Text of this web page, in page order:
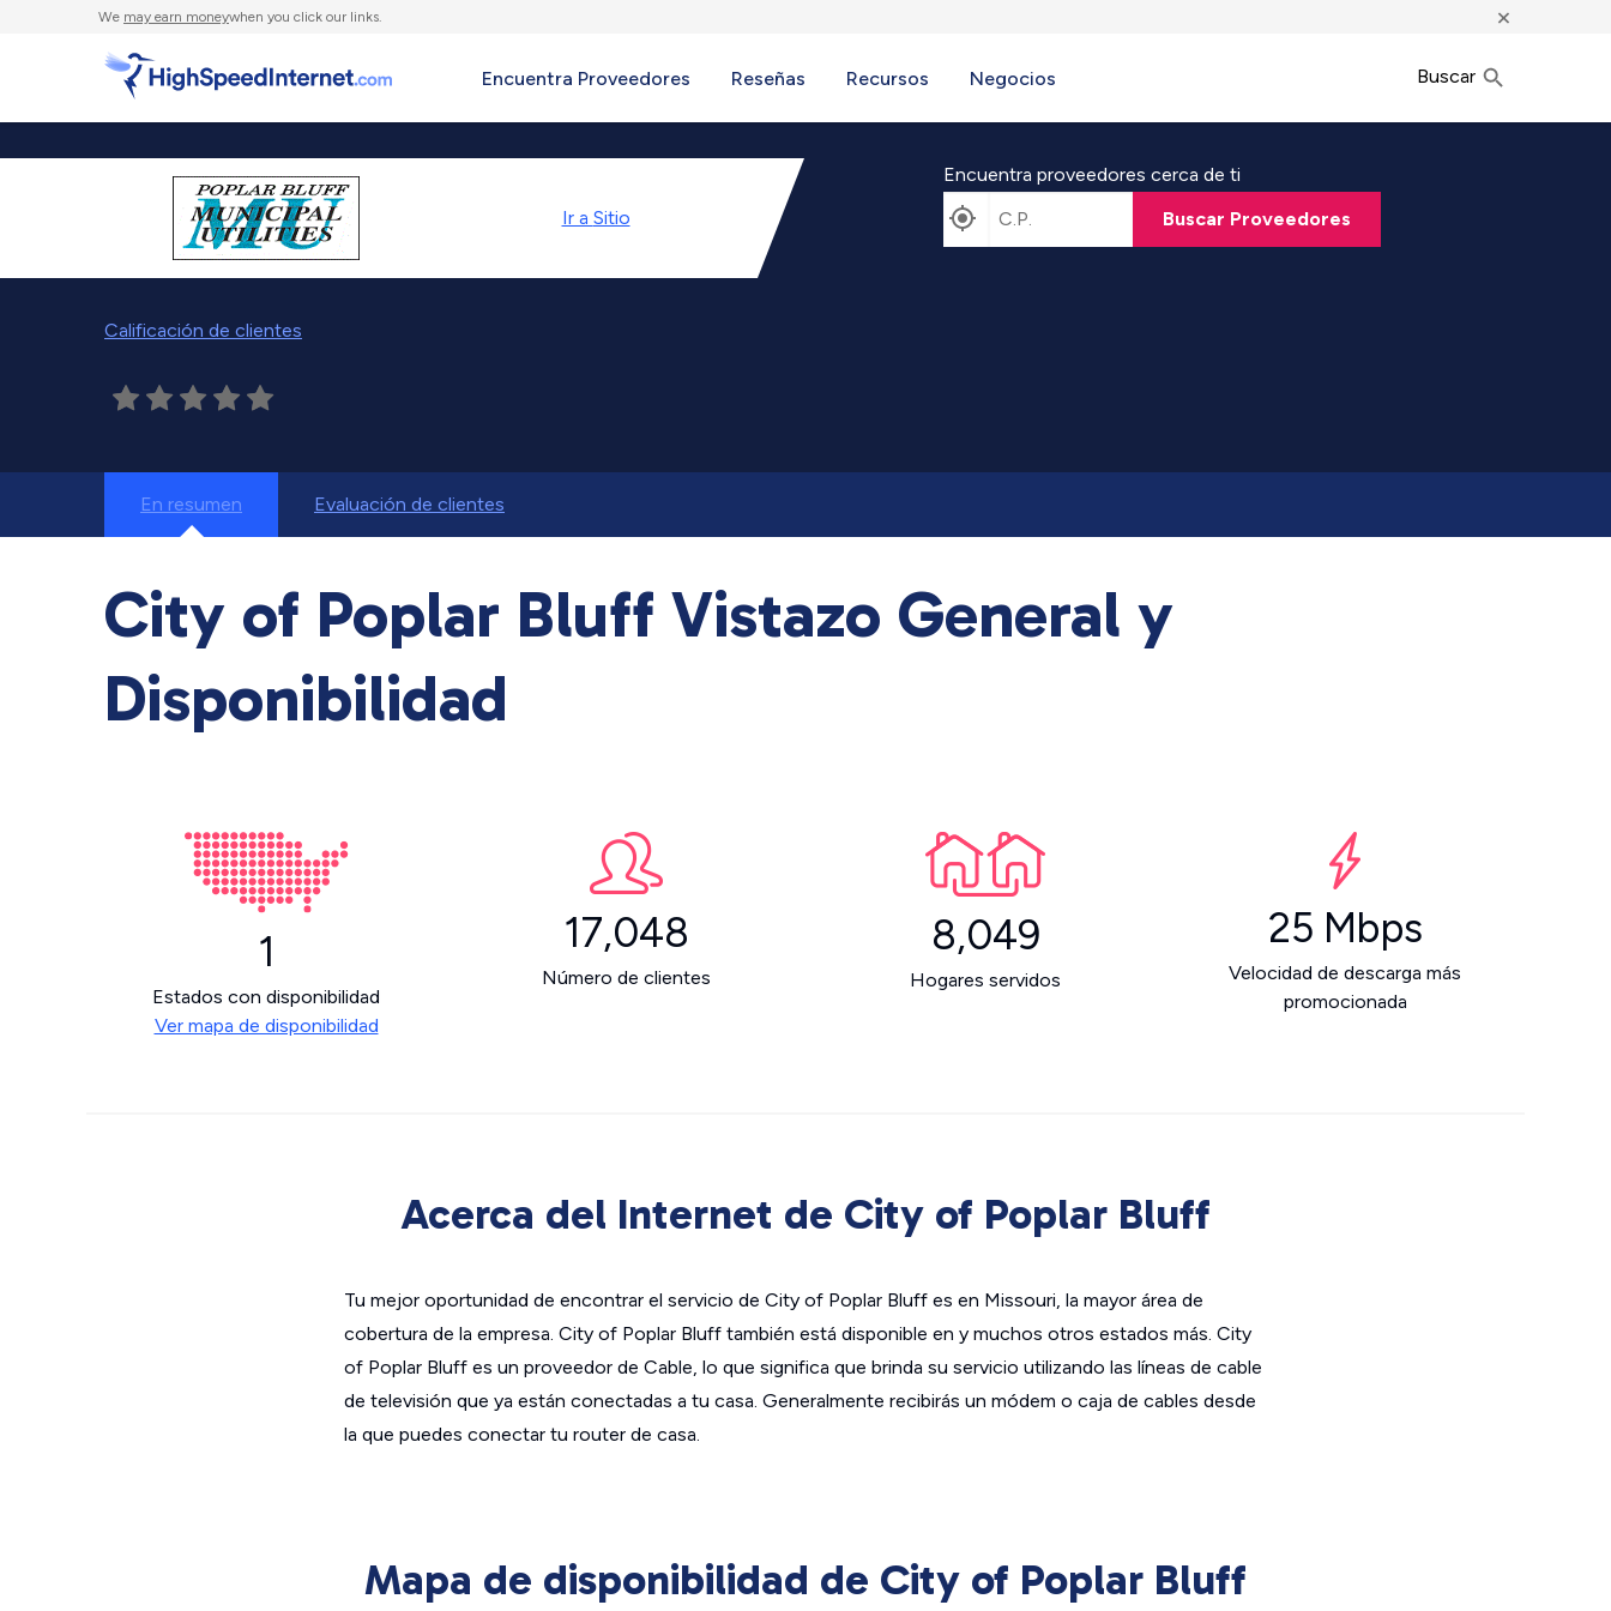
We may earn moneywhen you click our links. ×
Encuentra Proveedores Reseñas Recursos Negocios Buscar
Ir a Sitio
Calificación de clientes
Encuentra proveedores cerca de ti
Buscar Proveedores
En resumen Evaluación de clientes
City of Poplar Bluff Vistazo General y
Disponibilidad
1
Estados con disponibilidad
Ver mapa de disponibilidad
17,048
Número de clientes
8,049
Hogares servidos
25 Mbps
Velocidad de descarga más
promocionada
Acerca del Internet de City of Poplar Bluff
Tu mejor oportunidad de encontrar el servicio de City of Poplar Bluff es en Missouri, la mayor área de
cobertura de la empresa. City of Poplar Bluff también está disponible en y muchos otros estados más. City
of Poplar Bluff es un proveedor de Cable, lo que significa que brinda su servicio utilizando las líneas de cable
de televisión que ya están conectadas a tu casa. Generalmente recibirás un módem o caja de cables desde
la que puedes conectar tu router de casa.
Mapa de disponibilidad de City of Poplar Bluff